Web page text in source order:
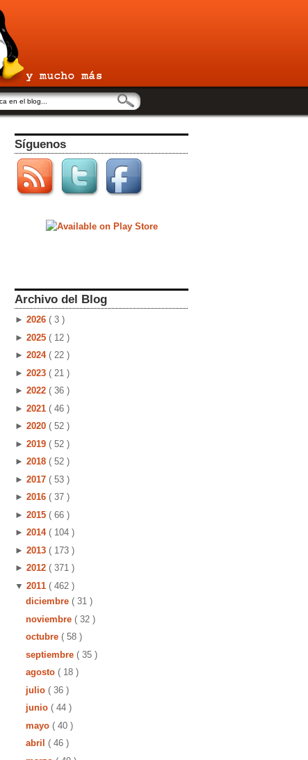
Síguenos
Archivo del Blog
► 2026 ( 3 )
► 2025 ( 12 )
► 2024 ( 22 )
► 2023 ( 21 )
► 2022 ( 36 )
► 2021 ( 46 )
► 2020 ( 52 )
► 2019 ( 52 )
► 2018 ( 52 )
► 2017 ( 53 )
► 2016 ( 37 )
► 2015 ( 66 )
► 2014 ( 104 )
► 2013 ( 173 )
► 2012 ( 371 )
▼ 2011 ( 462 )
diciembre ( 31 )
noviembre ( 32 )
octubre ( 58 )
septiembre ( 35 )
agosto ( 18 )
julio ( 36 )
junio ( 44 )
mayo ( 40 )
abril ( 46 )